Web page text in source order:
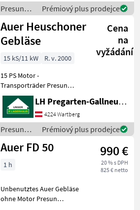
Presun
materiálu
/ Auer
Prémiový plus prodejce
Auer Heuschoner
Gebläse
Cena
na
vyžádání
15 kS/11 kW
R. v. 2000
15 PS Motor -
Transporträder Presun
materiálu Ventilátor
LH Pregarten-Gallneukirchen, Pregarten
4224 Wartberg
Presun
materiálu
/ Auer
Prémiový plus prodejce
Auer FD 50 990 €
20 % s DPH
825 € netto
1 h
Unbenutztes Auer Gebläse
ohne Motor Presun